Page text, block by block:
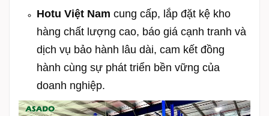
Hotu Việt Nam cung cấp, lắp đặt kệ kho
hàng chất lượng cao, báo giá cạnh tranh và
dịch vụ bảo hành lâu dài, cam kết đồng
hành cùng sự phát triển bền vững của
doanh nghiệp.